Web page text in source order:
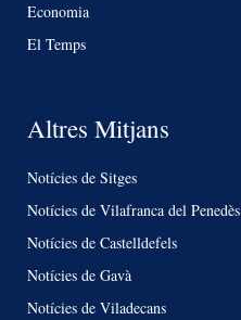
Economia
El Temps
Altres Mitjans
Notícies de Sitges
Notícies de Vilafranca del Penedès
Notícies de Castelldefels
Notícies de Gavà
Notícies de Viladecans